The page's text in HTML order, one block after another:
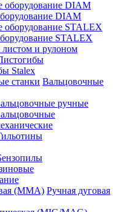
DIAM
STALEX
и рулоном
Stalex
Вальцовочные
ручные
Ручная дуговая